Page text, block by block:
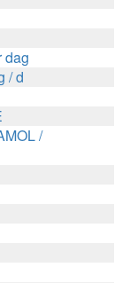
dag
/ d
/